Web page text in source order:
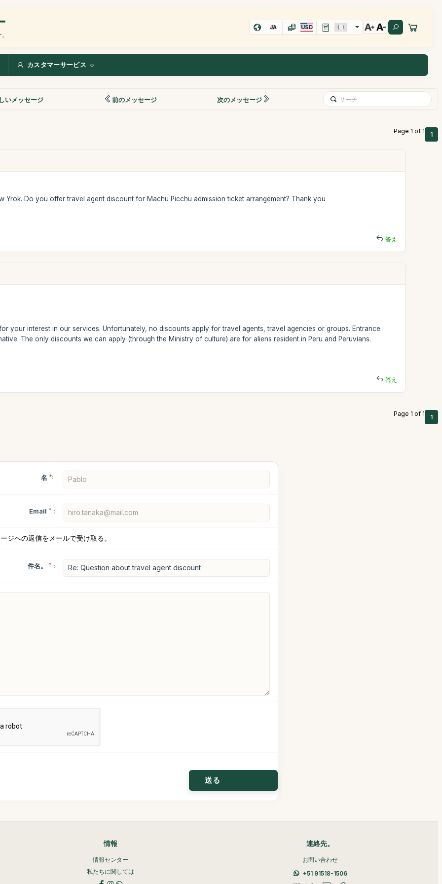
JA USD
カスタマーサービス
いメッセージ 前のメッセージ 次のメッセージ
Page 1 of 1 1
Yrok. Do you offer travel agent discount for Machu Picchu admission ticket arrangement? Thank you
答え
your interest in our services. Unfortunately, no discounts apply for travel agents, travel agencies or groups. Entrance
The only discounts we can apply (through the Ministry of culture) are for aliens resident in Peru and Peruvians.
答え
Page 1 of 1 1
名 *:
Email * :
ジへの返信をメールで受け取る。
件名。 * :
情報
情報センター
私たちに関しては
連絡先。
お問い合わせ
+51 91518-1506